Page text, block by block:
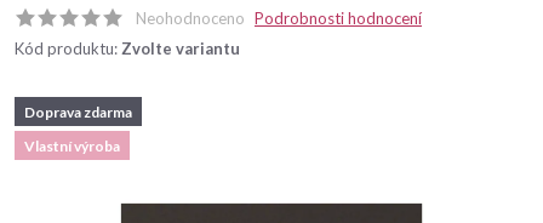
Neohodnoceno Podrobnosti hodnocení
Kód produktu: Zvolte variantu
Doprava zdarma
Vlastní výroba